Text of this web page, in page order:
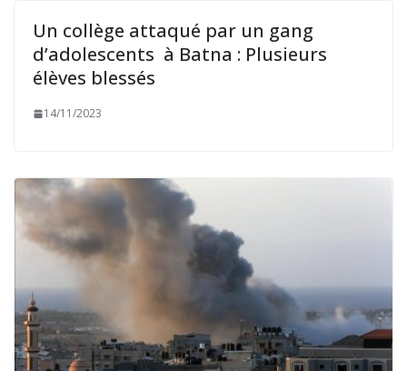
Un collège attaqué par un gang
d’adolescents à Batna : Plusieurs
élèves blessés
14/11/2023